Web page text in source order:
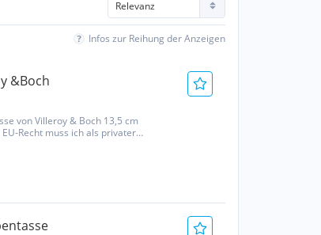
Infos zur Reihung der Anzeigen
&Boch
von Villeroy & Boch 13,5 cm
Recht muss ich als privater